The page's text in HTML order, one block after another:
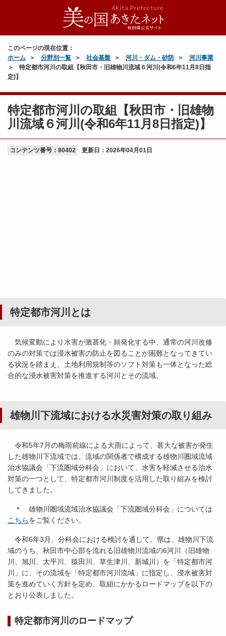
このページの現在位置：
ホーム
分野別一覧 社会基盤 河川・ダム・砂防
河川事業
特定都市河川の取組【秋田市・旧雄物川流域６河川(令和6年11月8日指
定)】
特定都市河川の取組【秋田市・旧雄物
川流域６河川(令和6年11月8日指定)】
コンテンツ番号：80402 更新日： 2026年04月01日
特定都市河川とは
気候変動により水害が激甚化・頻発化する中、通常の河川改修
のみの対策では浸水被害の防止を図ることが困難となってきてい
る状況を踏まえ、土地利用規制等のソフト対策も一体となった総
合的な浸水被害対策を推進する河川とその流域。
雄物川下流域における水災害対策の取り組み
令和5年7月の梅雨前線による大雨によって、甚大な被害が発生
した雄物川下流域では、流域の関係者で構成する雄物川圏域流域
治水協議会「下流圏域分科会」において、水害を軽減させる治水
対策の一つとして、特定都市河川制度を活用した取り組みを検討
してきました。
＊ 雄物川圏域流域治水協議会「下流圏域分科会」については
こちらをご覧ください。
令和6年3月、分科会における検討を通して、県は、雄物川下流
域のうち、秋田市中心部を流れる旧雄物川流域の6河川（旧雄物
川、旭川、太平川、猿田川、草生津川、新城川）を「特定都市河
川」に、その流域を「特定都市河川流域」に指定し、浸水被害対
策を進めていく方針を定め、取組にかかるロードマップを以下の
とおり公表しました。
特定都市河川のロードマップ